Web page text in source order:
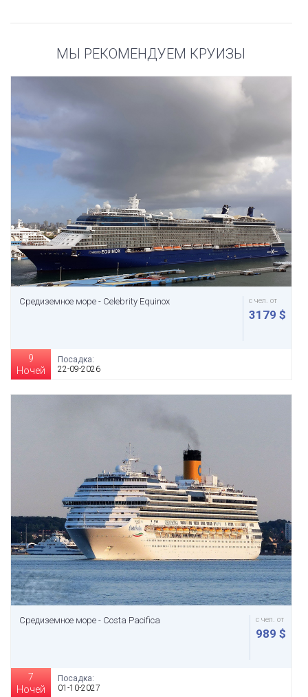
МЫ РЕКОМЕНДУЕМ КРУИЗЫ
Средиземное море - Celebrity Equinox с чел. от
3179 $
9
Ночей
Посадка:
22-09-2026
Средиземное море - Costa Pacifica с чел. от
989 $
7
Ночей
Посадка:
01-10-2027